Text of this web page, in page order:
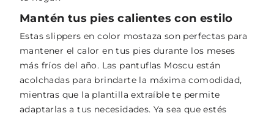
Mantén tus pies calientes con estilo
Estas slippers en color mostaza son perfectas para
mantener el calor en tus pies durante los meses
más fríos del año. Las pantuflas Moscu están
acolchadas para brindarte la máxima comodidad,
mientras que la plantilla extraíble te permite
adaptarlas a tus necesidades. Ya sea que estés